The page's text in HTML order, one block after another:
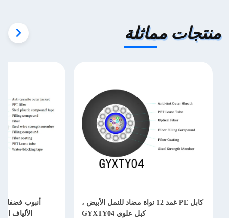
مماثلة
كابل PE غمد 12 نواة مضاد للنمل الأبيض ،
كبل علوي GYXTY04
الألياف البصرية